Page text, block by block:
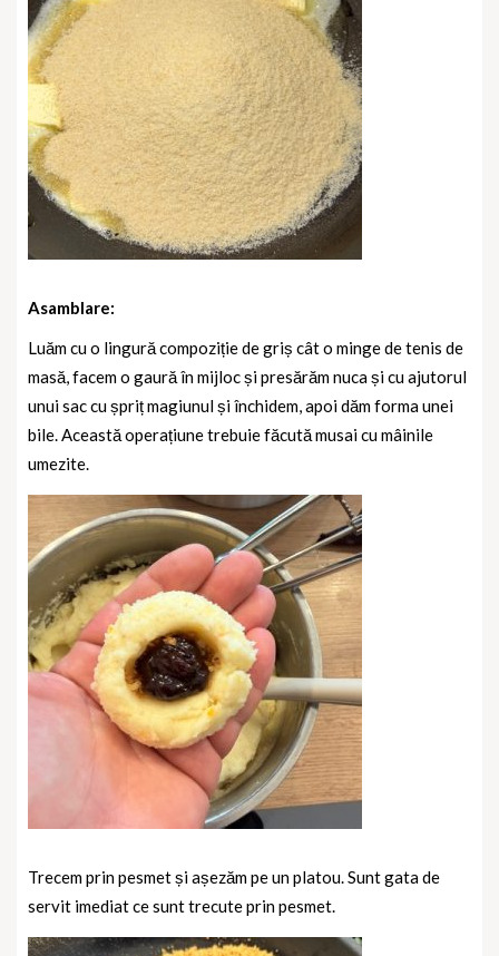
Asamblare:
Luăm cu o lingură compoziție de griș cât o minge de tenis de
masă, facem o gaură în mijloc și presărăm nuca și cu ajutorul
unui sac cu șpriț magiunul și închidem, apoi dăm forma unei
bile. Această operațiune trebuie făcută musai cu mâinile
umezite.
Trecem prin pesmet și așezăm pe un platou. Sunt gata de
servit imediat ce sunt trecute prin pesmet.